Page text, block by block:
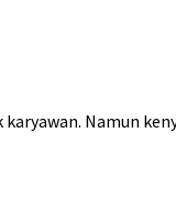
Namun